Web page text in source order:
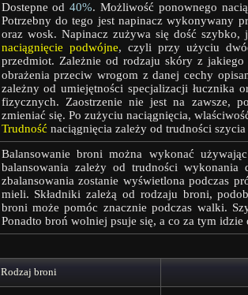
Dostepne od40%. Możliwość ponownego
Potrzebny do tego jest napinacz wykonywany
oraz wosk. Napinacz zużywa się dość
naciągnięcie podwójne, czyli przy użyciu
przedmiot. Zależnie od rodzaju skóry z jakiego
obrażenia przeciw wrogom z danej cechy
zależny od umiejętności specjalizacji łucznika
fizycznych. Zaostrzenie nie jest na zawsze,
zmieniać się. Po zużyciu naciągnięcia,
Trudność naciągnięcia zależy od trudności
Balansowanie broni można wykonać
balansowania zależy od trudności wykonania
zbalansowania zostanie wyświetlona podczas
mieli. Składniki zależą od rodzaju broni,
broni może pomóc znacznie podczas walki.
Ponadto broń wolniej psuje się, a co za tym idzie
Rodzaj broni